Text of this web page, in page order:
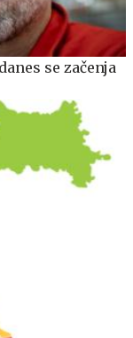
se začenja